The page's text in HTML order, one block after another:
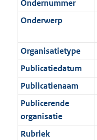
Ondernummer
Onderwerp
Organisatietype
Publicatiedatum
Publicatienaam
Publicerende
organisatie
Rubriek